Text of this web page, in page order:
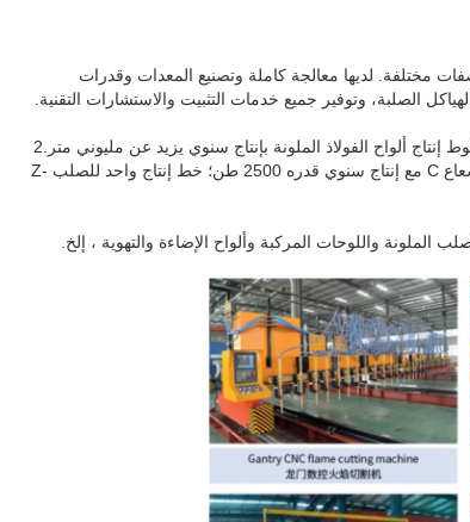
مع هياكل ومواصفات مختلفة. لديها معالجة كاملة وتصنيع المعدات وقدرات
الصلبة، وتوفير جميع خدمات التثبيت والاستشارات التقنية.
لدينا خطان لإنتاج ألواح المركبة بإنتاج سنوي يزيد عن مليون متر، وخمس خطوط إنتاج ألواح الفولاذ الملونة بإنتاج سنوي يزيد عن مليوني متر.2
خطوط إنتاج CNC H-beam مع إنتاج سنوي 20،000 طن؛ خط إنتاج واحد للشعاع C مع إنتاج سنوي قدره 2500 طن؛ خط إنتاج واحد للصلب Z-
واللوحات المركبة وألواح الإضاءة والتهوية ، إلخ.